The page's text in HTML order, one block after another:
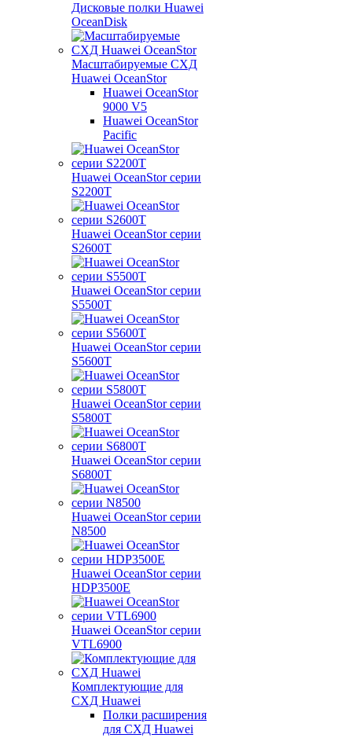
Дисковые полки Huawei
OceanDisk
Масштабируемые СХД
Huawei OceanStor
Huawei OceanStor
9000 V5
Huawei OceanStor
Pacific
Huawei OceanStor серии
S2200T
Huawei OceanStor серии
S2600T
Huawei OceanStor серии
S5500T
Huawei OceanStor серии
S5600T
Huawei OceanStor серии
S5800T
Huawei OceanStor серии
S6800T
Huawei OceanStor серии
N8500
Huawei OceanStor серии
HDP3500E
Huawei OceanStor серии
VTL6900
Комплектующие для
СХД Huawei
Полки расширения
для СХД Huawei